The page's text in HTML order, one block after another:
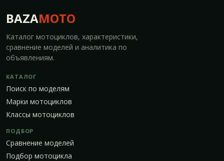
BAZAMOTO
Каталог мотоциклов, характеристики,
сравнение моделей и аналитика по
объявлениям.
КАТАЛОГ
Поиск по моделям
Марки мотоциклов
Классы мотоциклов
ПОДБОР
Сравнение моделей
Подбор мотоцикла